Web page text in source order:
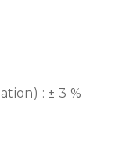
: ± 3 %